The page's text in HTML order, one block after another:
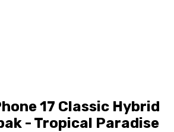
17 Classic Hybrid
- Tropical Paradise